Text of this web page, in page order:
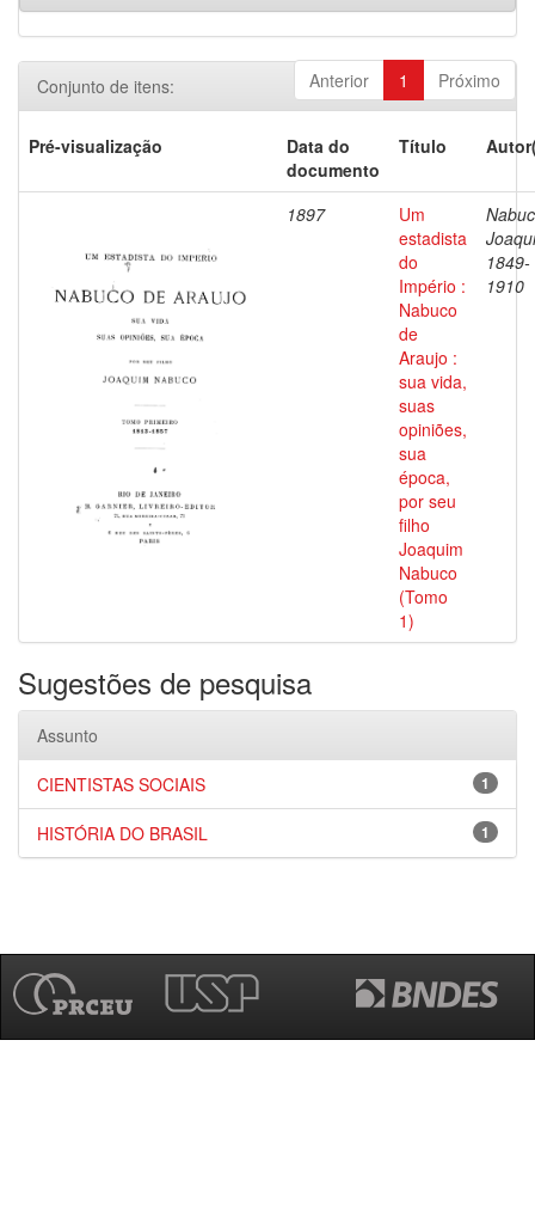
Anterior 1 Próximo
Conjunto de itens:
Pré-visualização
Data do
documento
Título
1897
Um
estadista
do
Império :
Nabuco
de
Araujo :
sua vida,
suas
opiniões,
sua
época,
por seu
filho
Joaquim
Nabuco
(Tomo
1)
1849-
1910
Sugestões de pesquisa
Assunto
1
CIENTISTAS SOCIAIS
1
HISTÓRIA DO BRASIL